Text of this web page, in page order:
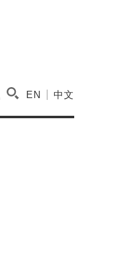
搜尋(開啟搜尋視窗)
EN 中文